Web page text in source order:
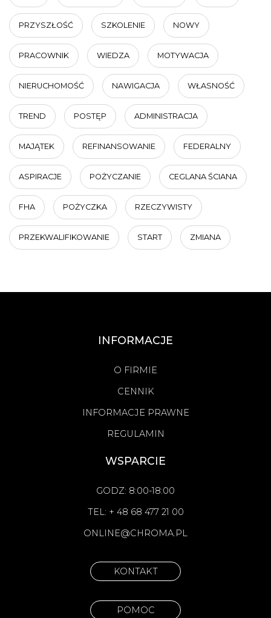
PRZYSZŁOŚĆ SZKOLENIE NOWY
PRACOWNIK WIEDZA MOTYWACJA
NIERUCHOMOŚĆ NAWIGACJA WŁASNOŚĆ
TREND POSTĘP ADMINISTRACJA
MAJĄTEK REFINANSOWANIE FEDERALNY
ASPIRACJE POŻYCZANIE CEGLANA ŚCIANA
FHA POŻYCZKA RZECZYWISTY
PRZEKWALIFIKOWANIE START ZMIANA
INFORMACJE
O FIRMIE
CENNIK
INFORMACJE PRAWNE
REGULAMIN
WSPARCIE
GODZ: 8:00-18:00
TEL: + 48 68 477 21 00
ONLINE@CHROMA.PL
KONTAKT
POMOC